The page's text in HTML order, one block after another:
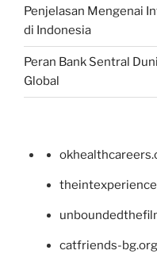
Penjelasan Mengenai
di Indonesia
Peran Bank Sentral
Global
catfriends-bg.org